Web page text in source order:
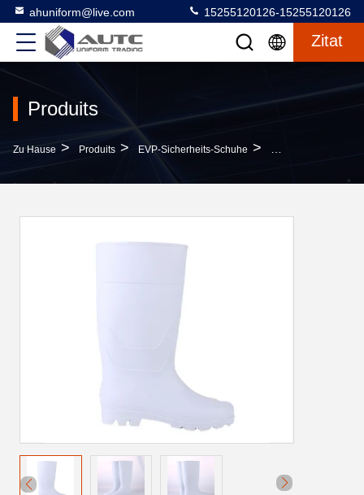
ahuniform@live.com 15255120126-15255120126
Zitat
Produits
Zu Hause > Produits > EVP-Sicherheits-Schuhe > Weiße Anti-